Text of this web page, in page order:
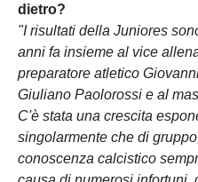
dietro?
"I risultati della Juniores
anni fa insieme al vice
preparatore atletico
Giuliano Paolorossi e al
C'è stata una crescita
singolarmente che di
conoscenza calcistico